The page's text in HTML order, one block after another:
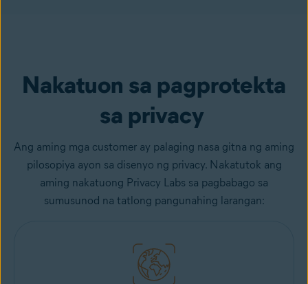
Nakatuon sa pagprotekta
sa privacy
Ang aming mga customer ay palaging nasa gitna ng aming
pilosopiya ayon sa disenyo ng privacy. Nakatutok ang
aming nakatuong Privacy Labs sa pagbabago sa
sumusunod na tatlong pangunahing larangan: